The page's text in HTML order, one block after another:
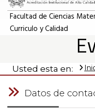
Facultad de Ciencias
Curriculo y Calidad
Usted esta en:
Datos de